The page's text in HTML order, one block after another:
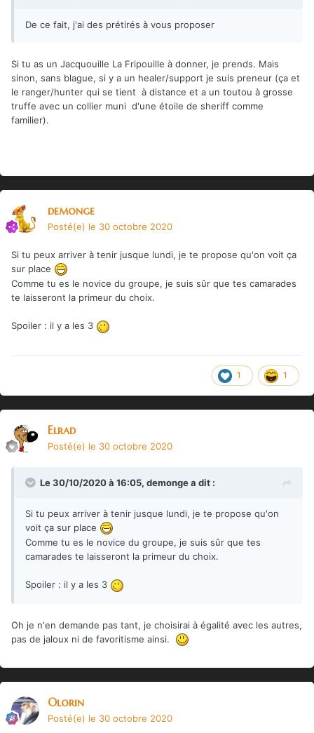
De ce fait, j'ai des prétirés à vous proposer
Si tu as un Jacquouille La Fripouille à donner, je prends. Mais
sinon, sans blague, si y a un healer/support je suis preneur (ça et
le ranger/hunter qui se tient à distance et a un toutou à grosse
truffe avec un collier muni d'une étoile de sheriff comme
familier).
demonge
Posté(e) le 30 octobre 2020
Si tu peux arriver à tenir jusque lundi, je te propose qu'on voit ça
sur place
Comme tu es le novice du groupe, je suis sûr que tes camarades
te laisseront la primeur du choix.
Spoiler : il y a les 3
1 1
Elrad
Posté(e) le 30 octobre 2020
Le 30/10/2020 à 16:05, demongea dit :
Si tu peux arriver à tenir jusque lundi, je te propose qu'on
voit ça sur place
Comme tu es le novice du groupe, je suis sûr que tes
camarades te laisseront la primeur du choix.
Spoiler : il y a les 3
Oh je n'en demande pas tant, je choisirai à égalité avec les autres,
pas de jaloux ni de favoritisme ainsi.
Olorin
Posté(e) le 30 octobre 2020